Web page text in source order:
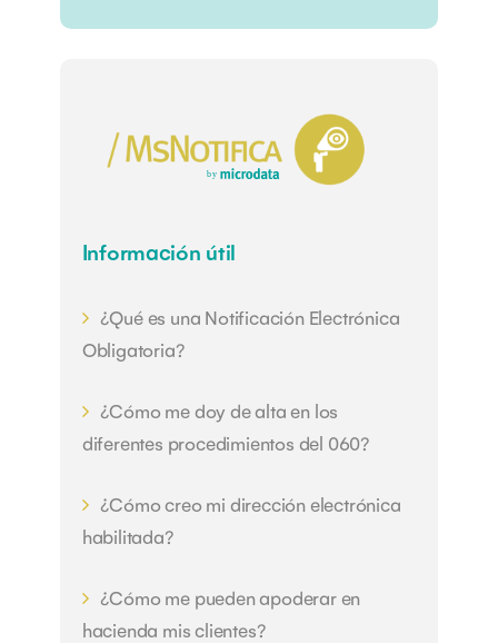
Información útil
¿Qué es una Notificación Electrónica
Obligatoria?
¿Cómo me doy de alta en los
diferentes procedimientos del 060?
¿Cómo creo mi dirección electrónica
habilitada?
¿Cómo me pueden apoderar en
hacienda mis clientes?